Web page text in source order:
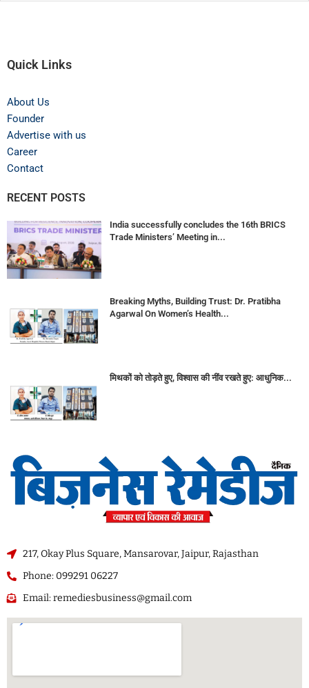
Quick Links
About Us
Founder
Advertise with us
Career
Contact
RECENT POSTS
India successfully concludes the 16th BRICS
Trade Ministers’ Meeting in...
Breaking Myths, Building Trust: Dr. Pratibha
Agarwal On Women’s Health...
मिथकों को तोड़ते हुए, विश्वास की नींव रखते हुए: आधुनिक...
217, Okay Plus Square, Mansarovar, Jaipur, Rajasthan
Phone: 099291 06227
Email: remediesbusiness@gmail.com